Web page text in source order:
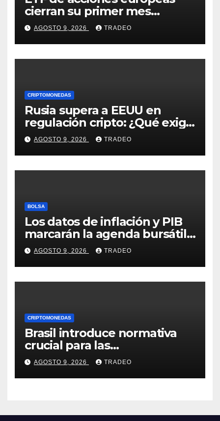
cierran su primer mes
positivo desde el inicio de la
guerra en Irán
AGOSTO 9, 2026 TRADEO
CRIPTOMONEDAS
Rusia supera a EEUU en
regulación cripto: ¿Qué exige
la nueva ley?
AGOSTO 9, 2026 TRADEO
BOLSA
Los datos de inflación y PIB
marcarán la agenda bursátil
de la próxima semana
AGOSTO 9, 2026 TRADEO
CRIPTOMONEDAS
Brasil introduce normativa
crucial para las
criptomonedas: ¿Llegó el fin
de las transferencias
instantáneas?
AGOSTO 9, 2026 TRADEO